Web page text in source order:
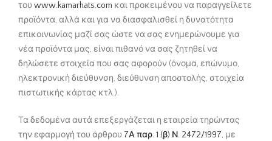
του www.kamarhats.com και προκειμένου να παραγγείλετε
προϊόντα, αλλά και για να διασφαλισθεί η δυνατότητα
επικοινωνίας μαζί σας ώστε να σας ενημερώνουμε για
νέα προϊόντα μας, είναι πιθανό να σας ζητηθεί να
δηλώσετε στοιχεία που σας αφορούν (όνομα, επώνυμο,
ηλεκτρονική διεύθυνση, διεύθυνση αποστολής, στοιχεία
πιστωτικής κάρτας κτλ.).
Τα δεδομένα αυτά επεξεργάζεται η εταιρεία τηρώντας
την εφαρμογή του άρθρου 7Α παρ. 1 (β) Ν. 2472/1997, με